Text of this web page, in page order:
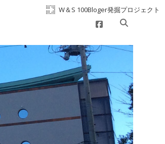
W＆S 100Bloger発掘プロジェクト
facebook